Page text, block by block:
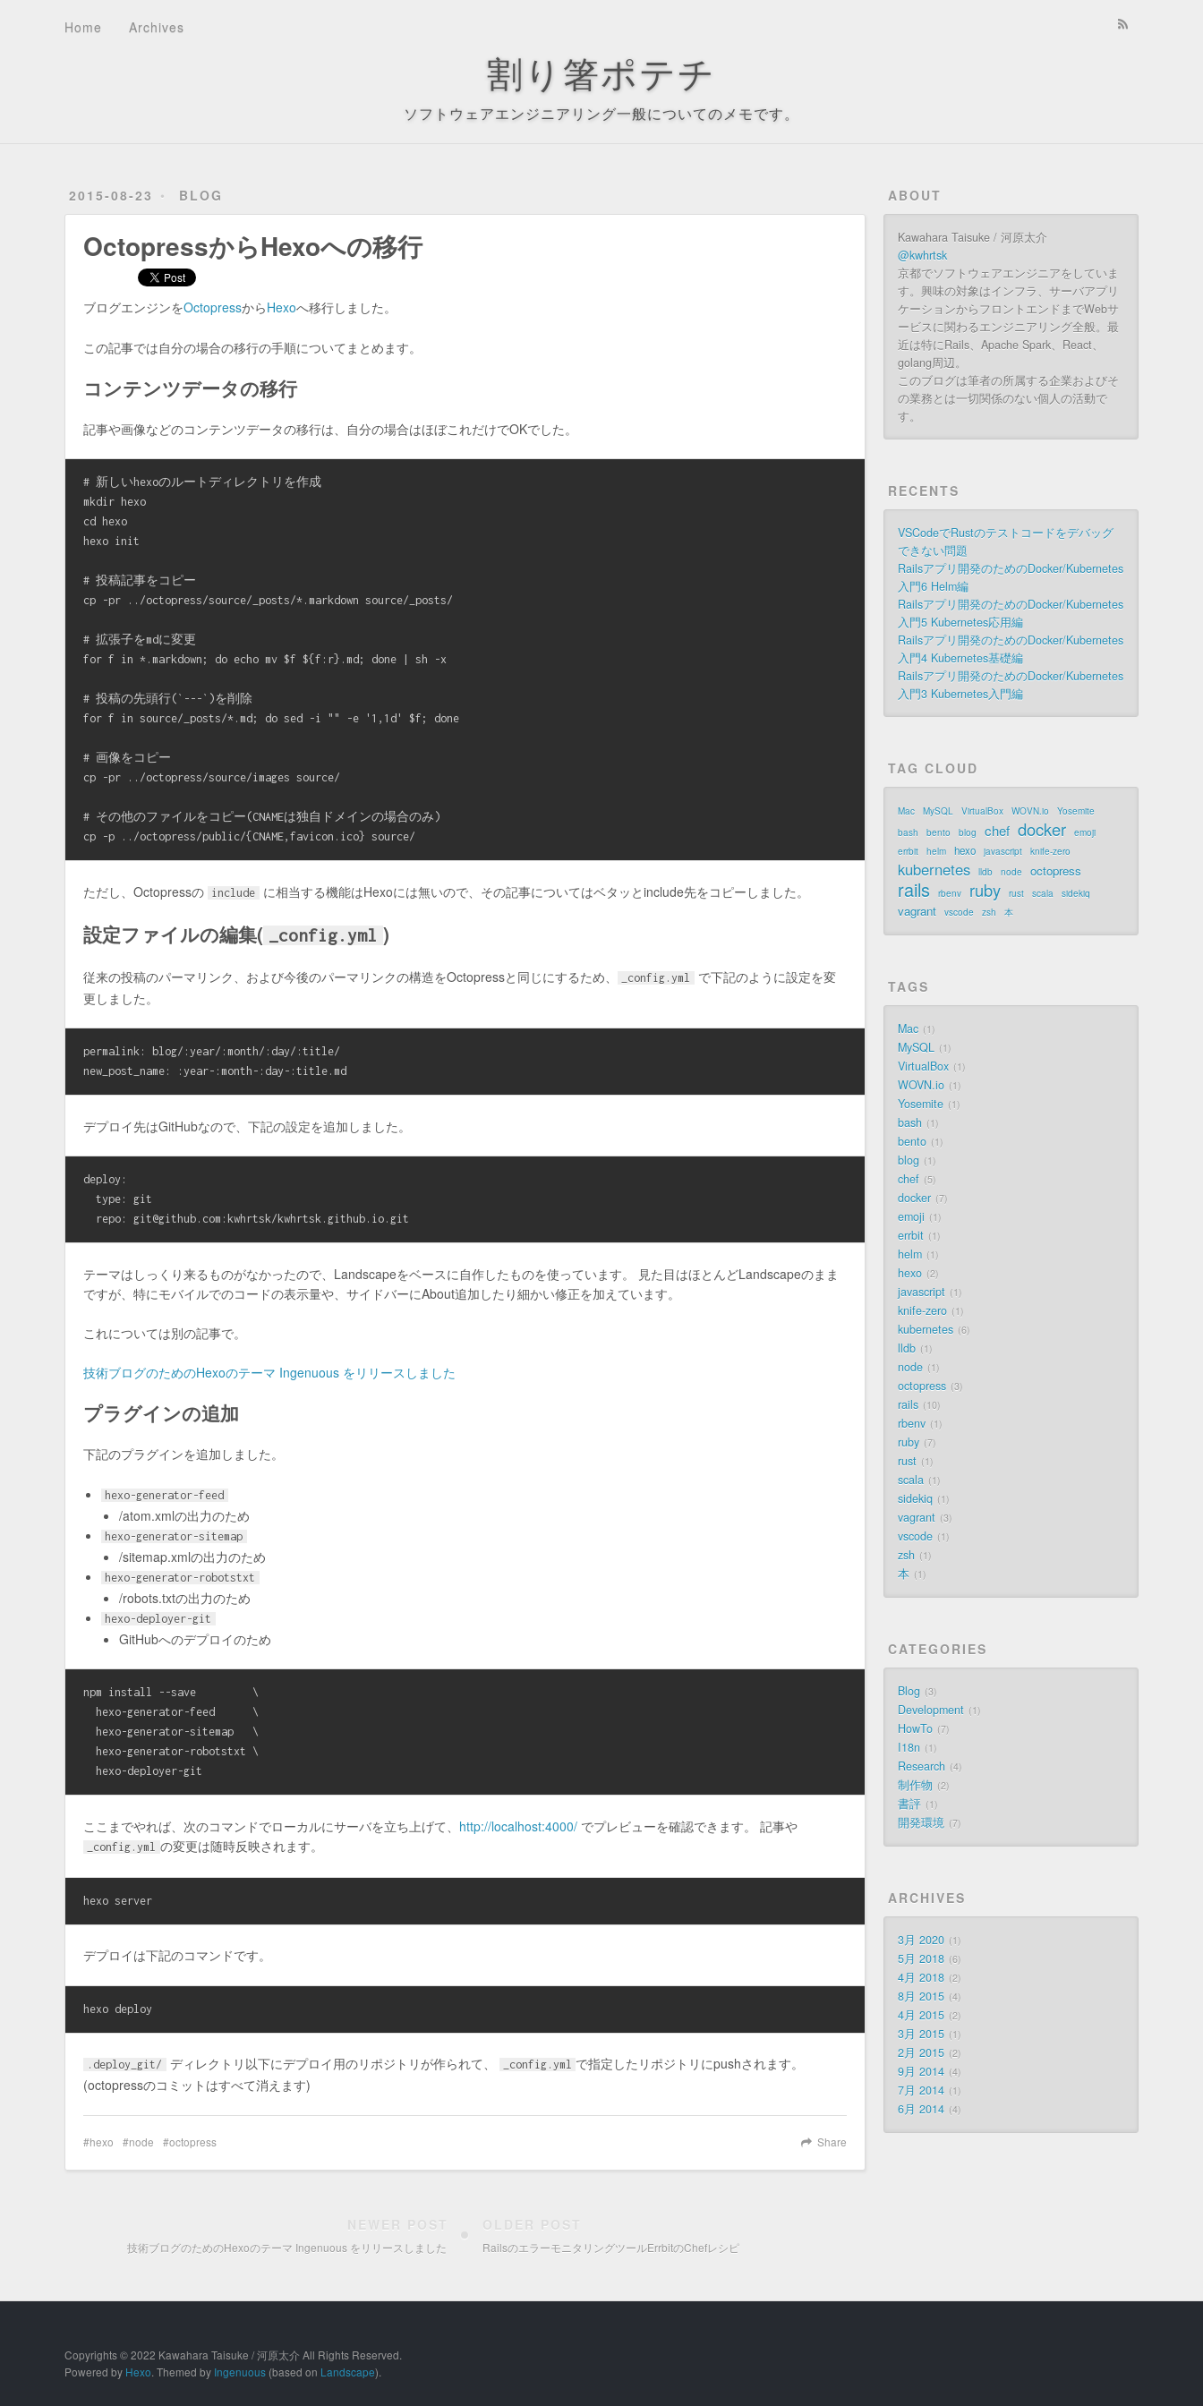
割り箸ポテチ
ソフトウェアエンジニアリング一般についてのメモです。
Home Archives
2015-08-23 BLOG
OctopressからHexoへの移行
ブログエンジンをOctopressからHexoへ移行しました。
この記事では自分の場合の移行の手順についてまとめます。
コンテンツデータの移行
記事や画像などのコンテンツデータの移行は、自分の場合はほぼこれだけでOKでした。
# 新しいhexoのルートディレクトリを作成
mkdir hexo
cd hexo
hexo init
# 投稿記事をコピー
cp -pr ../octopress/source/_posts/*.markdown source/_posts/
# 拡張子をmdに変更
for f in *.markdown; do echo mv $f ${f:r}.md; done | sh -x
# 投稿の先頭行(`---`)を削除
for f in source/_posts/*.md; do sed -i "" -e '1,1d' $f; done
# 画像をコピー
cp -pr ../octopress/source/images source/
# その他のファイルをコピー(CNAMEは独自ドメインの場合のみ)
ただし、Octopressの include に相当する機能はHexoには無いので、その記事についてはベタッとinclude先をコピーしました。
設定ファイルの編集( _config.yml )
従来の投稿のパーマリンク、および今後のパーマリンクの構造をOctopressと同じにするため、 _config.yml
で下記のように設定を変
更しました。
permalink: blog/:year/:month/:day/:title/
デプロイ先はGitHubなので、下記の設定を追加しました。
deploy:
  type: git
  repo:
git@github.com
テーマはしっくり来るものがなかったので、Landscapeをベースに自作したものを使っています。 見た目はほとんどLandscapeのまま
ですが、特にモバイルでのコードの表示量や、サイドバーにAbout追加したり細かい修正を加えています。
これについては別の記事で。
技術ブログのためのHexoのテーマ Ingenuous をリリースしました
プラグインの追加
下記のプラグインを追加しました。
hexo-generator-feed
/atom.xmlの出力のため
hexo-generator-sitemap
/sitemap.xmlの出力のため
hexo-generator-robotstxt
/robots.txtの出力のため
hexo-deployer-git
GitHubへのデプロイのため
npm install --save         \
  hexo-generator-feed      \
  hexo-generator-sitemap   \
  hexo-generator-robotstxt \
ここまでやれば、次のコマンドでローカルにサーバを立ち上げて、 http://localhost:4000/ でプレビューを確認できます。 記事や
_config.yml の変更は随時反映されます。
デプロイは下記のコマンドです。
.deploy_git/ ディレクトリ以下にデプロイ用のリポジトリが作られて、 _config.yml で指定したリポジトリにpushされます。
(octopressのコミットはすべて消えます)
Share
hexo node octopress
NEWER POST
技術ブログのためのHexoのテーマ Ingenuous をリリースしました
OLDER POST
RailsのエラーモニタリングツールErrbitのChefレシピ
ABOUT
Kawahara Taisuke / 河原太介
@kwhrtsk
京都でソフトウェアエンジニアをしていま
す。興味の対象はインフラ、サーバアプリ
ケーションからフロントエンドまでWebサ
ービスに関わるエンジニアリング全般。最
近は特にRails、Apache Spark、React、
golang周辺。
このブログは筆者の所属する企業およびそ
の業務とは一切関係のない個人の活動で
す。
RECENTS
VSCodeでRustのテストコードをデバッグ
できない問題
Railsアプリ開発のためのDocker/Kubernetes
入門6 Helm編
Railsアプリ開発のためのDocker/Kubernetes
入門5 Kubernetes応用編
Railsアプリ開発のためのDocker/Kubernetes
入門4 Kubernetes基礎編
Railsアプリ開発のためのDocker/Kubernetes
入門3 Kubernetes入門編
TAG CLOUD
Mac MySQL VirtualBox WOVN.io
Yosemite
bash
bento blog chef docker
emoji
errbit
helm hexo javascript knife-zero
kubernetes lldb node octopress
rails rbenv ruby rust scala sidekiq
vagrant vscode zsh 本
TAGS
Mac 1
MySQL 1
VirtualBox 1
WOVN.io 1
Yosemite 1
bash 1
bento 1
blog 1
chef 5
docker 7
emoji 1
errbit 1
helm 1
hexo 2
javascript 1
knife-zero 1
kubernetes 6
lldb 1
node 1
octopress 3
rails 10
rbenv 1
ruby 7
rust 1
scala 1
sidekiq 1
vagrant 3
vscode 1
zsh 1
本 1
CATEGORIES
Blog 3
Development 1
HowTo 7
I18n 1
Research 4
制作物 2
書評 1
開発環境 7
ARCHIVES
3月 2020 1
5月 2018 6
4月 2018 2
8月 2015 4
4月 2015 2
3月 2015 1
2月 2015 2
9月 2014 4
7月 2014 1
6月 2014 4
Copyrights © 2022 Kawahara Taisuke / 河原太介 All Rights Reserved.
Powered by Hexo. Themed by Ingenuous (based on Landscape).